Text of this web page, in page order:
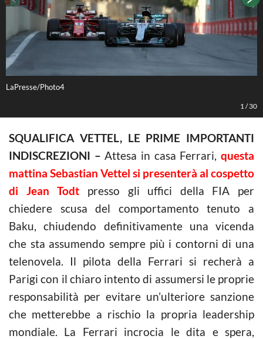
LaPresse/Photo4
1 /30
SQUALIFICA VETTEL, LE PRIME IMPORTANTI
INDISCREZIONI – Attesa in casa Ferrari,questa
mattina Sebastian Vettel si presenterà al cospetto
di Jean Todt presso gli uffici della FIA per
chiedere scusa del comportamento tenuto a
Baku, chiudendo definitivamente una vicenda
che sta assumendo sempre più i contorni di una
telenovela. Il pilota della Ferrari si recherà a
Parigi con il chiaro intento di assumersi le proprie
responsabilità per evitare un’ulteriore sanzione
che metterebbe a rischio la propria leadership
mondiale. La Ferrari incrocia le dita e spera,